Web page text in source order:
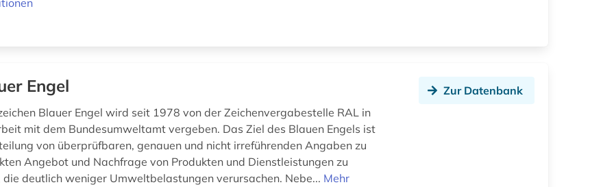
Engel
Blauer Engel wird seit 1978 von der Zeichenvergabestelle RAL in
mit dem Bundesumweltamt vergeben. Das Ziel des Blauen Engels ist
von überprüfbaren, genauen und nicht irreführenden Angaben zu
Angebot und Nachfrage von Produkten und Dienstleistungen zu
die deutlich weniger Umweltbelastungen verursachen. Nebe... Mehr
Zur Datenbank